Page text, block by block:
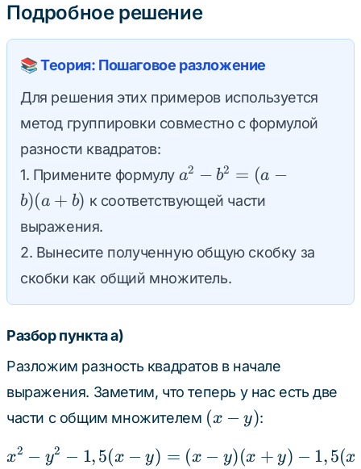
Подробное решение
📚 Теория: Пошаговое разложение
Для решения этих примеров используется
метод группировки совместно с формулой
разности квадратов:
1. Примените формулу a^2
-
b^2
(a -
b)
a2 − b2 = (a −
b)(a + b) к соответствующей части
выражения.
2. Вынесите полученную общую скобку за
скобки как общий множитель.
Разбор пункта а)
Разложим разность квадратов в начале
выражения. Заметим, что теперь у нас есть две
части с общим множителем (x
y)
(x − y):
x^2 - y^2 - 1,5(x - y)
x2 − y2 − 1,5(x − y) = (x − y)(x + y) − 1,5(x